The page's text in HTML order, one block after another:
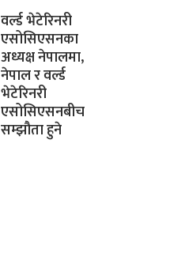
वर्ल्ड भेटेरिनरी
एसोसिएसनका
अध्यक्ष नेपालमा,
नेपाल र वर्ल्ड
भेटेरिनरी
एसोसिएसनबीच
सम्झौता हुने